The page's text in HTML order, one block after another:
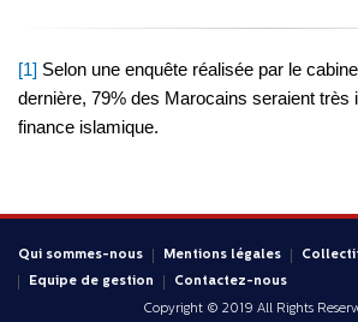
[1] Selon une enquête réalisée par le
dernière, 79% des Marocains seraient très
finance islamique.
Qui sommes-nous Mentions légales
Equipe de gestion
Contactez-nous
Copyright © 2019 All Rights